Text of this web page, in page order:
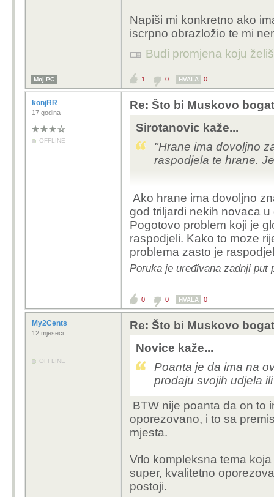
Napiši mi konkretno ako
iscrpno obrazložio te mi
Budi promjena koju
Moj PC 1 0 HVALA 0
konjRR
17 godina
OFFLINE
Re: Što bi Muskovo
Sirotanovic kaže...
"Hrane ima dovoljno
raspodjela te hrane.
Pa Konjo istina ali
je, a ovo tvoje je
Ajmo ovako , na
kako onda opisuješ
pristupa pitkoj vodi!
Apsolutno je ista
raspodjelio, onako
sarkazma jel.
Hoće se bogati
žitarica slati
Napiši mi konkretno
ja tebi iscrpno
Ako hrane ima dovoljno
god triljardi nekih novaca
Pogotovo problem koji je
raspodjeli. Kako to moze
problema zasto je
Poruka je uređivana zadnji put
0 0 HVALA 0
My2Cents
12 mjeseci
OFFLINE
Re: Što bi Muskovo
Novice kaže...
Poanta je da ima na
prodaju svojih udjela
BTW nije poanta da on to
oporezovano, i to sa
mjesta.
Vrlo kompleksna tema
super, kvalitetno
postoji.